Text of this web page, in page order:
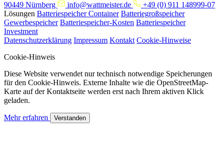
90449 Nürnberg
info@wattmeister.de
+49 (0) 911 148999-07
Lösungen Batteriespeicher Container Batteriegroßspeicher
Gewerbespeicher Batteriespeicher-Kosten Batteriespeicher
Investment
Datenschutzerklärung Impressum Kontakt Cookie-Hinweise
Cookie-Hinweis
Diese Website verwendet nur technisch notwendige Speicherungen
für den Cookie-Hinweis. Externe Inhalte wie die OpenStreetMap-
Karte auf der Kontaktseite werden erst nach Ihrem aktiven Klick
geladen.
Mehr erfahren Verstanden